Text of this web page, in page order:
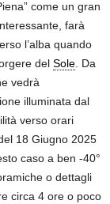
come un gran
farà
l’alba quando
del Sole. Da
vedrà
illuminata dal
verso orari
18 Giugno 2025
caso a ben -40°
o dettagli
circa 4 ore o poco